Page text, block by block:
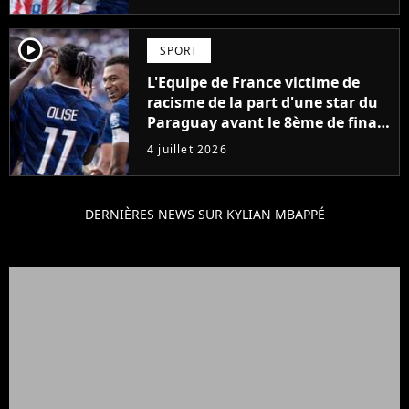
player2 SPORT
L'Equipe de France victime de
racisme de la part d'une star du
Paraguay avant le 8ème de finale
de Coupe du Monde 2026
4 juillet 2026
DERNIÈRES NEWS SUR KYLIAN MBAPPÉ